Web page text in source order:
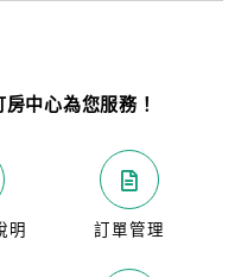
中心為您服務！
明 訂單管理